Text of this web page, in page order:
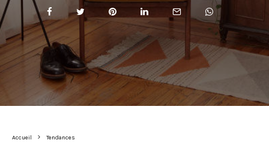
Accueil Tendances